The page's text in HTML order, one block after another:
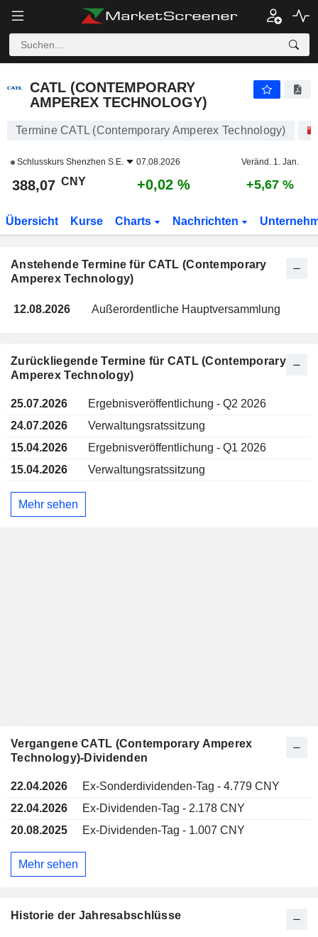
CATL (CONTEMPORARY AMPEREX TECHNOLOGY)
CATL (CONTEMPORARY
AMPEREX TECHNOLOGY)
Termine CATL (Contemporary Amperex Technology)
Schlusskurs Shenzhen S.E. 07.08.2026 Veränd. 1. Jan.
388,07 CNY +0,02 % +5,67 %
Übersicht Kurse Charts Nachrichten
Anstehende Termine für CATL (Contemporary
Amperex Technology)
12.08.2026 Außerordentliche Hauptversammlung
Zurückliegende Termine für CATL (Contemporary
Amperex Technology)
25.07.2026
Ergebnisveröffentlichung - Q2 2026
24.07.2026
Verwaltungsratssitzung
15.04.2026
Ergebnisveröffentlichung - Q1 2026
15.04.2026
Verwaltungsratssitzung
Mehr sehen
Vergangene CATL (Contemporary Amperex
Technology)-Dividenden
22.04.2026
Ex-Sonderdividenden-Tag - 4.779 CNY
22.04.2026
Ex-Dividenden-Tag - 2.178 CNY
20.08.2025
Ex-Dividenden-Tag - 1.007 CNY
Mehr sehen
Historie der Jahresabschlüsse